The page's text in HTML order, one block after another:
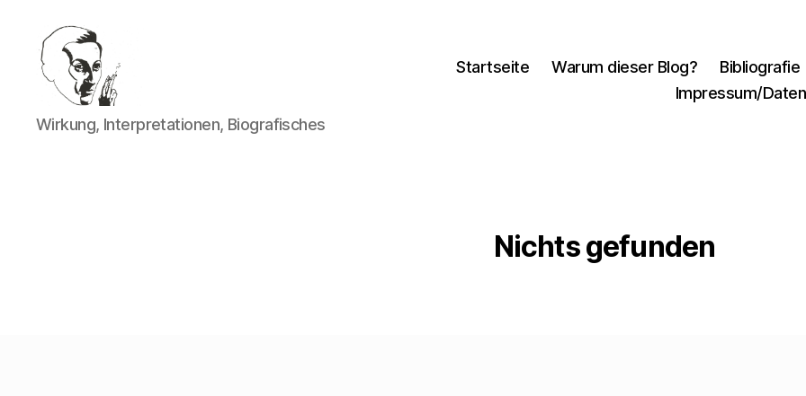
Walter
Mehring
Wirkung, Interpretationen, Biografisches
Startseite Warum dieser Blog? Bibliografie
Impressum/
Nichts gefunden